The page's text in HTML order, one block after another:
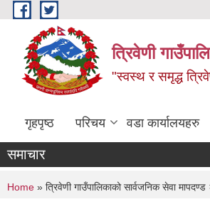
Skip to main content
त्रिवेणी
"स्वस्थ र समृद्ध
गृहपृष्ठ परिचय वडा कार्यालयहरु
समाचार
You are here
Home » त्रिवेणी गाउँपालिकाको सार्वजनिक सेवा